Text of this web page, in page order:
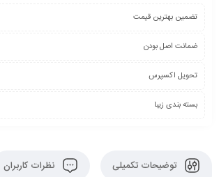
تضمین بهترین قیمت
ضمانت اصل بودن
تحویل اکسپرس
بسته بندی زیبا
توضیحات تکمیلی نظرات کاربران